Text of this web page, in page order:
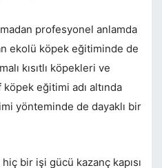
profesyonel anlamda
ekolü köpek eğitiminde de
kısıtlı köpekleri ve
eğitimi adı altında
yönteminde de dayaklı bir
bir işi gücü kazanç kapısı